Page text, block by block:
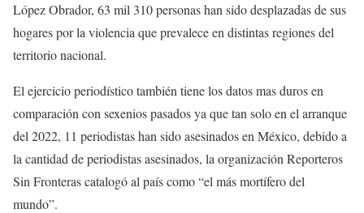
López Obrador, 63 mil 310 personas han sido desplazadas de sus
hogares por la violencia que prevalece en distintas regiones del
territorio nacional.
El ejercicio periodístico también tiene los datos mas duros en
comparación con sexenios pasados ya que tan solo en el arranque
del 2022, 11 periodistas han sido asesinados en México, debido a
la cantidad de periodistas asesinados, la organización Reporteros
Sin Fronteras catalogó al país como “el más mortífero del
mundo”.